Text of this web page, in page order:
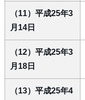
（11）平成25年3
月14日
（12）平成25年3
月18日
（13）平成25年4